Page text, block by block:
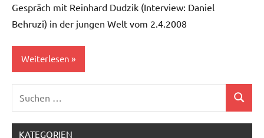
Gespräch mit Reinhard Dudzik (Interview: Daniel
Behruzi) in der jungen Welt vom 2.4.2008
Weiterlesen
Allgemein
Suchen
KATEGORIEN